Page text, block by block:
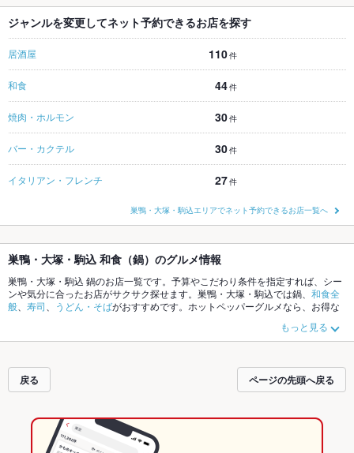
ジャンルを変更してネット予約できるお店を探す
居酒屋 110件
和食 44件
焼肉・ホルモン 30件
バー・カクテル 30件
イタリアン・フレンチ 27件
巣鴨・大塚・駒込エリアでネット予約できるお店一覧へ
巣鴨・大塚・駒込 和食（鍋）のグルメ情報
巣鴨・大塚・駒込 鍋のお店一覧です。予算やこだわり条件を指定すれば、シー
ンや気分に合ったお店がサクサク探せます。巣鴨・大塚・駒込では鍋、 和食全
般
寿司 うどん・そばがおすすめです。ホットペッパーグルメなら、お得な
新情報をご紹介しているので安心！24時間使える簡単便利なネット予約が使え
るお店も拡大中です。友達どうしの飲み会にも、会社の宴会にも、デートやパ
もっと見る
戻る ページの先頭へ戻る